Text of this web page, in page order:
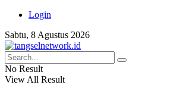
Login
Sabtu, 8 Agustus 2026
No Result
View All Result